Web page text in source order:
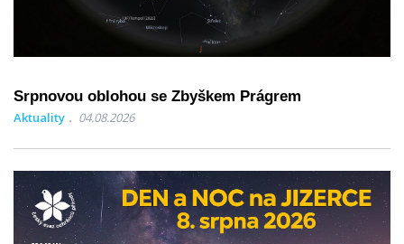
Srpnovou oblohou se Zbyškem Prágrem
Aktuality 04.08.2026